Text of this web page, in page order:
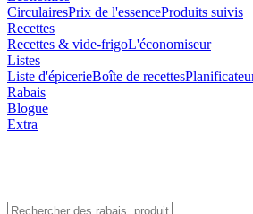
CirculairesPrix de l'essenceProduits suivis
Recettes
Recettes & vide-frigoL'économiseur
Listes
Liste d'épicerieBoîte de recettes
Rabais
Blogue
Extra